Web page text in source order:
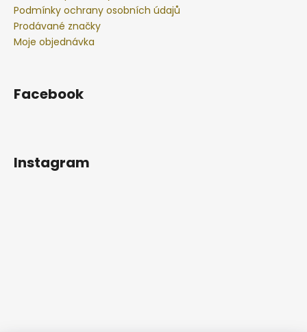
Podmínky ochrany osobních údajů
Prodávané značky
Moje objednávka
Facebook
Instagram